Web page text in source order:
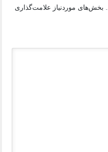
بخش‌های موردنیاز علامت‌گذاری